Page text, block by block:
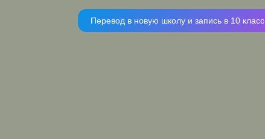
Перевод в новую школу и запись в 10 класс